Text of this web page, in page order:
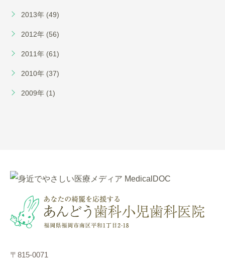
2013年 (49)
2012年 (56)
2011年 (61)
2010年 (37)
2009年 (1)
〒815-0071